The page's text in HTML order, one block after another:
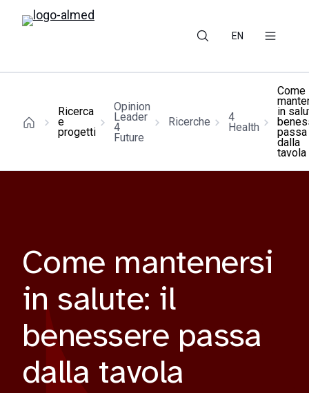
EN
Ricerca
e
progetti
Opinion
Leader
4
Future
Ricerche 4
Health
Come
in
passa
dalla
tavola
Come mantenersi
in salute: il
benessere passa
dalla tavola